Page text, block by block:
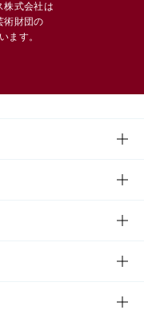
株式会社は
術財団の
ます。